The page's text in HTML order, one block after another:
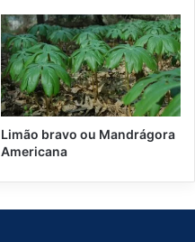
Limão bravo ou Mandrágora
Americana